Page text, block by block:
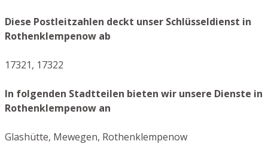
Diese Postleitzahlen deckt unser Schlüsseldienst in
Rothenklempenow ab
17321, 17322
In folgenden Stadtteilen bieten wir unsere Dienste in
Rothenklempenow an
Glashütte, Mewegen, Rothenklempenow